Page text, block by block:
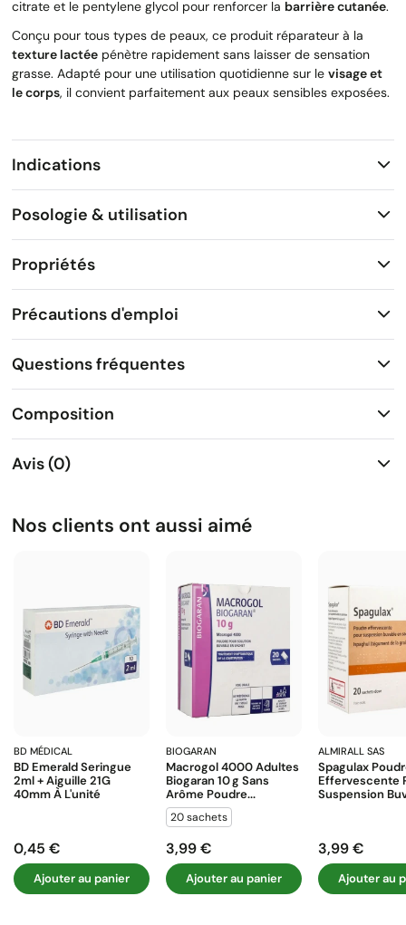
citrate et le pentylene glycol pour renforcer la barrière cutanée.
Conçu pour tous types de peaux, ce produit réparateur à la
texture lactée pénètre rapidement sans laisser de sensation
grasse. Adapté pour une utilisation quotidienne sur le visage et
le corps, il convient parfaitement aux peaux sensibles exposées.
Indications
Posologie & utilisation
Propriétés
Précautions d'emploi
Questions fréquentes
Composition
Avis (0)
Nos clients ont aussi aimé
BD MÉDICAL
BD Emerald Seringue
2ml + Aiguille 21G
40mm À L'unité
Prix
0,45 €
Ajouter au panier
BIOGARAN
Macrogol 4000 Adultes
Biogaran 10 G Sans
Arôme Poudre...
20 sachets
Prix
3,99 €
Ajouter au panier
ALMIRALL SAS
Spagulax
Effervescente
Suspension
Prix
3,99 €
Ajouter au